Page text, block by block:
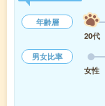
年齢層
20代
男女比率
女性